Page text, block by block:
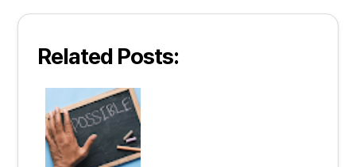
Related Posts: